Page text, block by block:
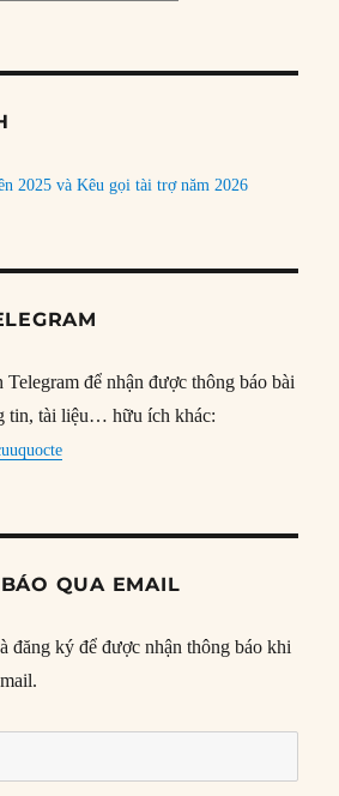
2025 và Kêu gọi tài trợ năm 2026
để nhận được thông báo bài
tin, tài liệu… hữu ích khác:
QUA EMAIL
đăng ký để được nhận thông báo khi